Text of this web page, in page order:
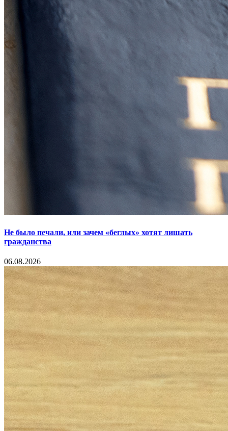
Не было печали, или зачем «беглых» хотят лишать
гражданства
06.08.2026